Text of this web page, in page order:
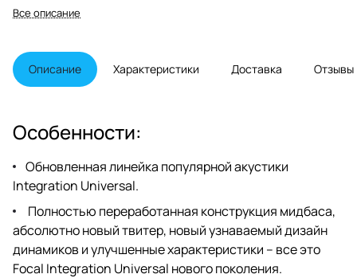
Все описание
Описание Характеристики Доставка Отзывы
Особенности:
Обновленная линейка популярной акустики
Integration Universal.
Полностью переработанная конструкция мидбаса,
абсолютно новый твитер, новый узнаваемый дизайн
динамиков и улучшенные характеристики – все это
Focal Integration Universal нового поколения.